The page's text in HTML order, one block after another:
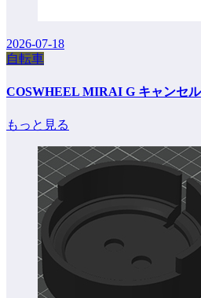
2026-07-18
自転車
COSWHEEL MIRAI G キャンセル
もっと見る